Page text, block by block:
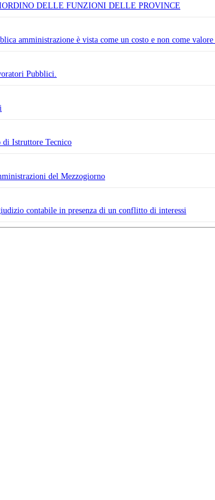
DELLE FUNZIONI DELLE PROVINCE
amministrazione è vista come un costo e non come
Pubblici.
di Istruttore Tecnico
del Mezzogiorno
contabile in presenza di un conflitto di interessi